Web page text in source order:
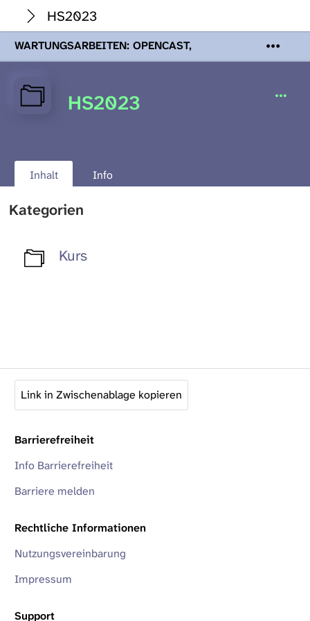
HS2023
WARTUNGSARBEITEN: OPENCAST,
PODCASTS & TOBIRA
Mi 19. August
Wartungsarbeiten an den Opencast-
Servern werden Ihnen Podcasts,
HS2023
Inhalt Info
Kategorien
Kurs
Link in Zwischenablage kopieren
Barrierefreiheit
Info Barrierefreiheit
Barriere melden
Rechtliche Informationen
Nutzungsvereinbarung
Impressum
Support